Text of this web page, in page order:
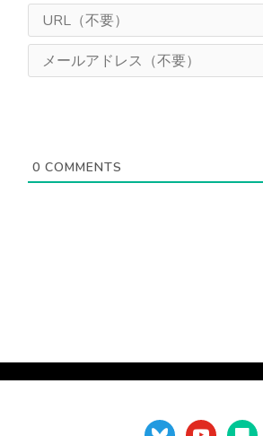
0 COMMENTS
blueskyyoutubesticky-